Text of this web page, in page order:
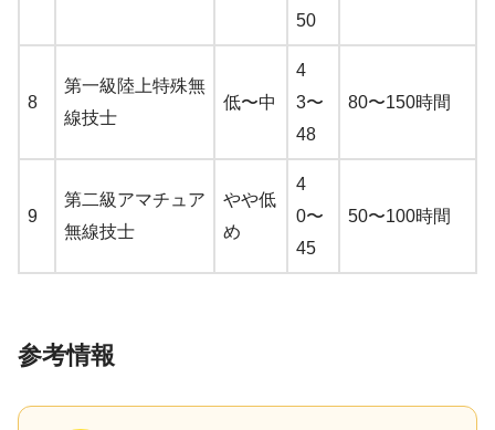
50
8
第一級陸上特殊無
線技士
低〜中
4
3〜
48
80〜150時間
9
第二級アマチュア
無線技士
やや低
め
4
0〜
45
50〜100時間
参考情報